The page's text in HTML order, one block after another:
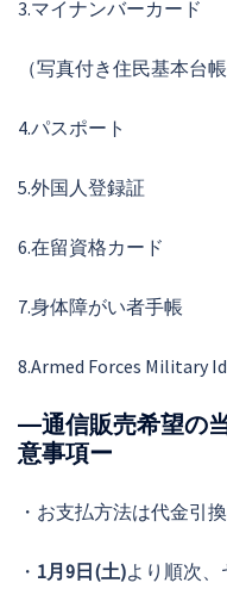
3.マイナンバーカード
（写真付き住民基本台
4.パスポート
5.外国人登録証
6.在留資格カード
7.身体障がい者手帳
8.Armed Forces Military
―通信販売希望の
意事項ー
・お支払方法は代金引
・ 1月9日(土)より順次